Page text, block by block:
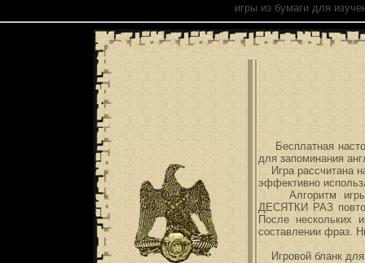
игры из бумагидля
Бесплатная
для запоминания
Игра рассчитана
эффективно
Алгоритм игры
ДЕСЯТКИ РАЗ
После нескольких
составлении фраз.
Игровой бланк для